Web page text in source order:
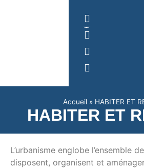
Accueil » HABITER ET
HABITER ET
L’urbanisme englobe l’ensemble
disposent, organisent et